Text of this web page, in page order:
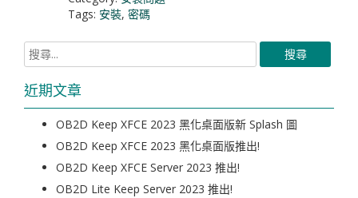
Tags: 安裝, 密碼
近期文章
OB2D Keep XFCE 2023 黑化桌面版新 Splash 圖
OB2D Keep XFCE 2023 黑化桌面版推出!
OB2D Keep XFCE Server 2023 推出!
OB2D Lite Keep Server 2023 推出!